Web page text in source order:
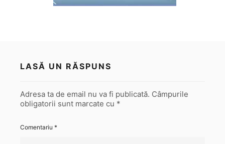
LASĂ UN RĂSPUNS
Adresa ta de email nu va fi publicată. Câmpurile
obligatorii sunt marcate cu *
Comentariu *